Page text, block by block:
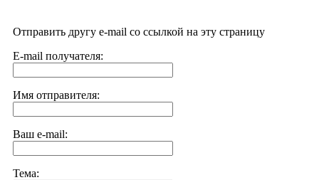
Отправить другу e-mail со ссылкой на эту страницу
E-mail получателя:
Имя отправителя:
Ваш e-mail:
Тема: